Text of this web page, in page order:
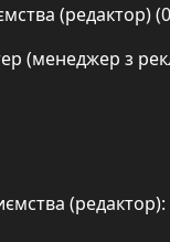
(редактор)
(менеджер з